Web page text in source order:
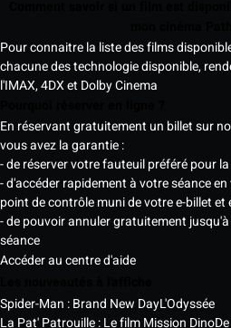
Pour connaitre la liste des films
chacune des technologie disponible,
l'IMAX, 4DX et Dolby Cinema
En réservant gratuitement un billet sur
vous avez la garantie :
- de réserver votre fauteuil préféré pour
- d'accéder rapidement à votre séance
point de contrôle muni de votre e-billet
- de pouvoir annuler gratuitement
séance
Accéder au centre d'aide
Spider-Man : Brand New DayL'Odyssée
La Pat' Patrouille : Le film Mission Dino